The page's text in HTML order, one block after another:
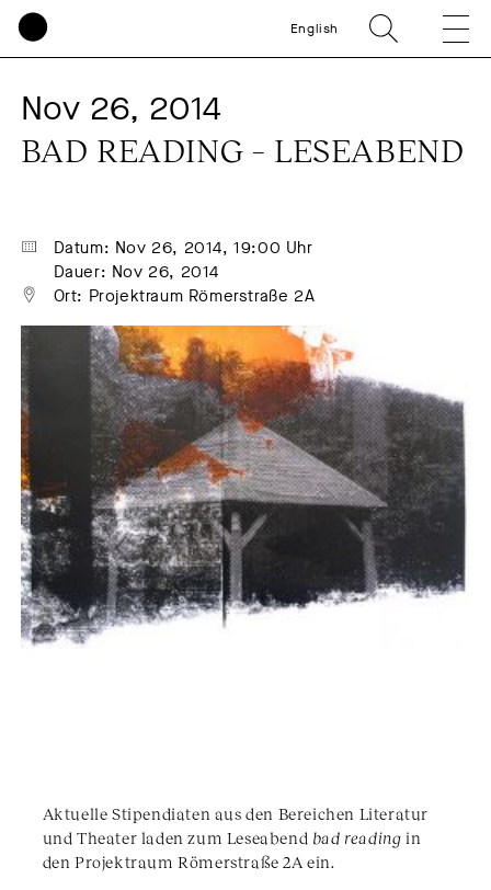
English
Nov 26, 2014
BAD READING – LESEABEND
Datum: Nov 26, 2014, 19:00 Uhr
Dauer: Nov 26, 2014
Ort: Projektraum Römerstraße 2A
Aktuelle Stipendiaten aus den Bereichen Literatur
und Theater laden zum Leseabend bad readingin
den Projektraum Römerstraße 2A ein.